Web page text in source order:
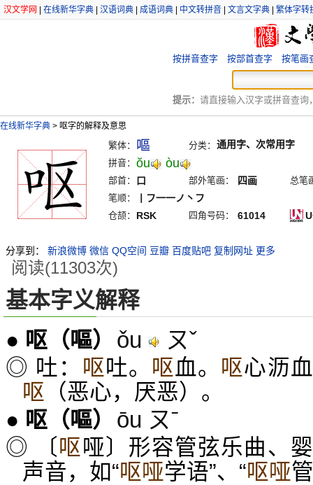
汉文学网 在线新华字典 汉语词典 成语词典 中文转拼音 文言文字典 繁体字转
按拼音查字 按部首查字 按笔画
提示： 请直接输入汉字或拼音查询
在线新华字典 > 呕字的解释及意思
繁体： 嘔 分类： 通用字、次常用字
拼音： ŏu òu
部首： 口 部外笔画： 四画
总笔
笔顺：
丨フ一一ノ丶フ
仓颉： RSK 四角号码： 61014
分享到： 新浪微博 微信 QQ空间 豆瓣 百度贴吧 复制网址 更多
阅读(11303次)
基本字义解释
● 呕 （嘔） ǒu ㄡˇ
◎ 吐： 呕吐。 呕血。 呕心沥
呕 （恶心，厌恶）。
● 呕 （嘔） ōu ㄡˉ
◎ 〔呕哑〕形容管弦乐曲、
声音，如“呕哑学语”、“呕哑